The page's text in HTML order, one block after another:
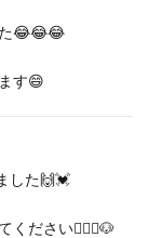
😂😂😂
す😄
した🙌💓
ださい🙇‍♀️✨🐶